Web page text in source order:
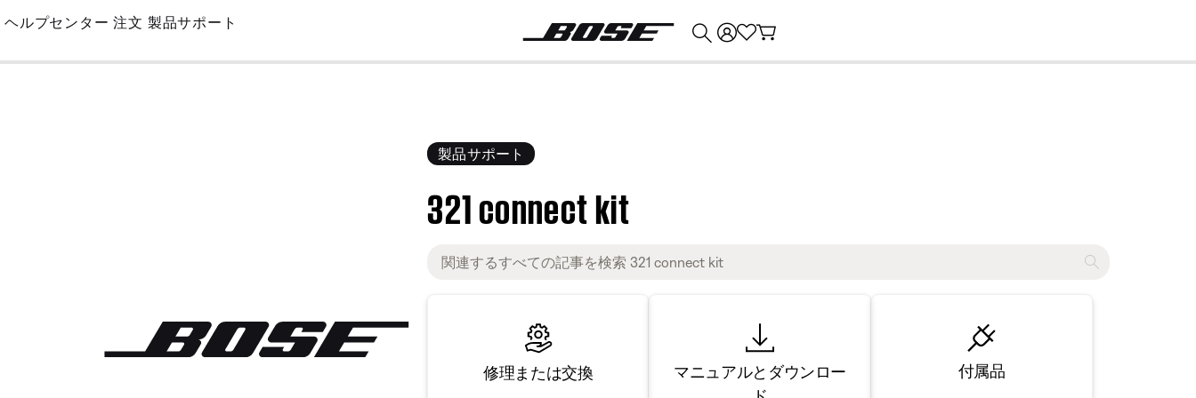
Skip
Main
ヘルプセンター 注文 製品サポート
製品サポート
321 connect kit
修理または交換
マニュアルとダウンロー
付属品